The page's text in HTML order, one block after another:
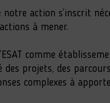
notre action s’inscrit
à mener.
comme
des projets, des
complexes à